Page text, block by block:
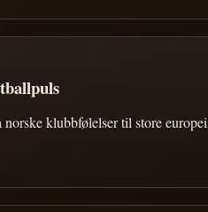
norske klubbfølelser til store